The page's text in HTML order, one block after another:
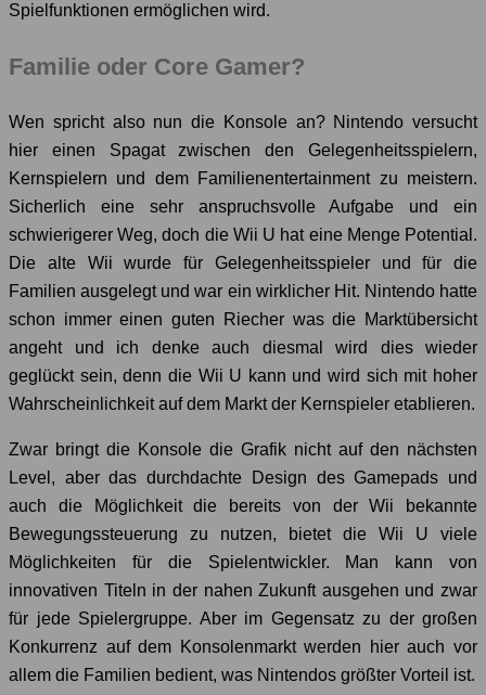
Spielfunktionen ermöglichen wird.
Familie oder Core Gamer?
Wen spricht also nun die Konsole an? Nintendo versucht
hier einen Spagat zwischen den Gelegenheitsspielern,
Kernspielern und dem Familienentertainment zu meistern.
Sicherlich eine sehr anspruchsvolle Aufgabe und ein
schwierigerer Weg, doch die Wii U hat eine Menge Potential.
Die alte Wii wurde für Gelegenheitsspieler und für die
Familien ausgelegt und war ein wirklicher Hit. Nintendo hatte
schon immer einen guten Riecher was die Marktübersicht
angeht und ich denke auch diesmal wird dies wieder
geglückt sein, denn die Wii U kann und wird sich mit hoher
Wahrscheinlichkeit auf dem Markt der Kernspieler etablieren.
Zwar bringt die Konsole die Grafik nicht auf den nächsten
Level, aber das durchdachte Design des Gamepads und
auch die Möglichkeit die bereits von der Wii bekannte
Bewegungssteuerung zu nutzen, bietet die Wii U viele
Möglichkeiten für die Spielentwickler. Man kann von
innovativen Titeln in der nahen Zukunft ausgehen und zwar
für jede Spielergruppe. Aber im Gegensatz zu der großen
Konkurrenz auf dem Konsolenmarkt werden hier auch vor
allem die Familien bedient, was Nintendos größter Vorteil ist.